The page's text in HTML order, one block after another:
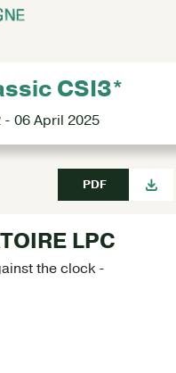
CSI3*
06 April 2025
PDF
LPC
the clock -